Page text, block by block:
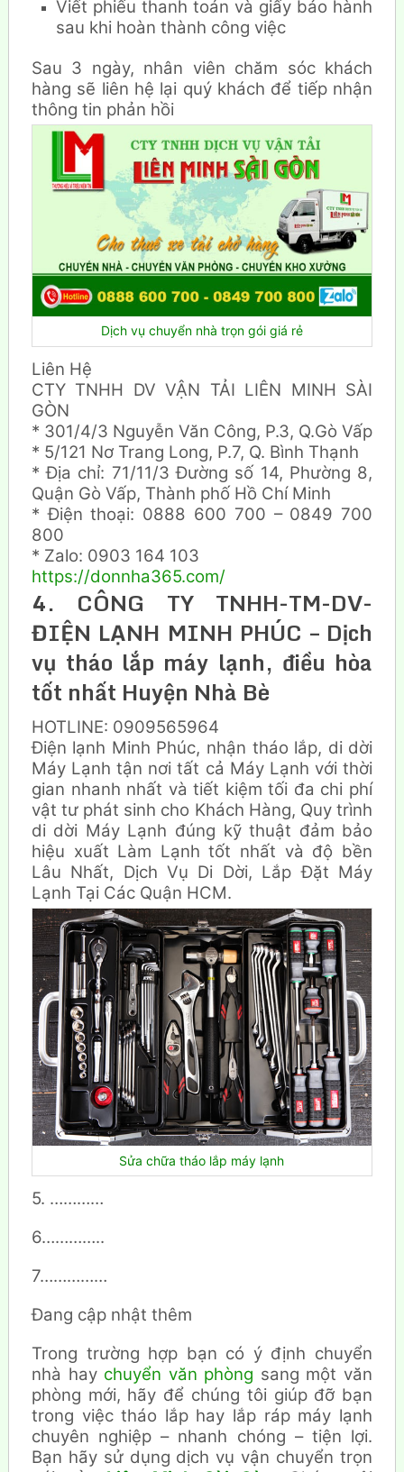
Viết phiếu thanh toán và giấy bảo hành
sau khi hoàn thành công việc
Sau 3 ngày, nhân viên chăm sóc khách
hàng sẽ liên hệ lại quý khách để tiếp nhận
thông tin phản hồi
Dịch vụ chuyển nhà trọn gói giá rẻ
Liên Hệ
CTY TNHH DV VẬN TẢI LIÊN MINH SÀI
GÒN
* 301/4/3 Nguyễn Văn Công, P.3, Q.Gò Vấp
* 5/121 Nơ Trang Long, P.7, Q. Bình Thạnh
* Địa chỉ: 71/11/3 Đường số 14, Phường 8,
Quận Gò Vấp, Thành phố Hồ Chí Minh
* Điện thoại: 0888 600 700 – 0849 700
800
* Zalo: 0903 164 103
https://donnha365.com/
4. CÔNG TY TNHH-TM-DV-
ĐIỆN LẠNH MINH PHÚC – Dịch
vụ tháo lắp máy lạnh, điều hòa
tốt nhất Huyện Nhà Bè
HOTLINE: 0909565964
Điện lạnh Minh Phúc, nhận tháo lắp, di dời
Máy Lạnh tận nơi tất cả Máy Lạnh với thời
gian nhanh nhất và tiết kiệm tối đa chi phí
vật tư phát sinh cho Khách Hàng, Quy trình
di dời Máy Lạnh đúng kỹ thuật đảm bảo
hiệu xuất Làm Lạnh tốt nhất và độ bền
Lâu Nhất, Dịch Vụ Di Dời, Lắp Đặt Máy
Lạnh Tại Các Quận HCM.
Sửa chữa tháo lắp máy lạnh
5. …………
6…………..
7……………
Đang cập nhật thêm
Trong trường hợp bạn có ý định chuyển
nhà hay chuyển văn phòng sang một văn
phòng mới, hãy để chúng tôi giúp đỡ bạn
trong việc tháo lắp hay lắp ráp máy lạnh
chuyên nghiệp – nhanh chóng – tiện lợi.
Bạn hãy sử dụng dịch vụ vận chuyển trọn